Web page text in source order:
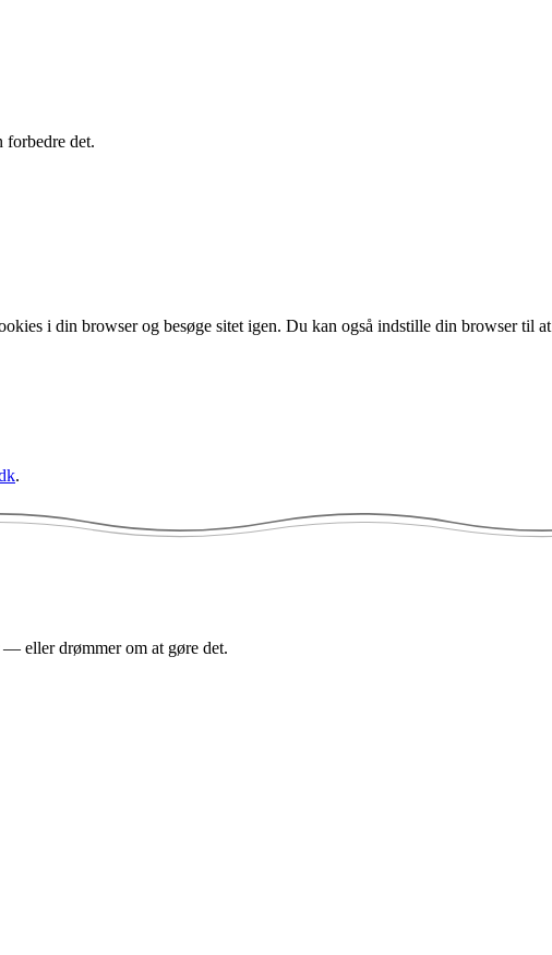
forbedre det.
i din browser og besøge sitet igen. Du kan også indstille din browser til
.
eller drømmer om at gøre det.